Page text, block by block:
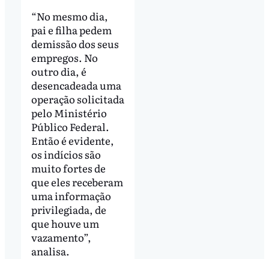
“No mesmo dia,
pai e filha pedem
demissão dos seus
empregos. No
outro dia, é
desencadeada uma
operação solicitada
pelo Ministério
Público Federal.
Então é evidente,
os indícios são
muito fortes de
que eles receberam
uma informação
privilegiada, de
que houve um
vazamento”,
analisa.